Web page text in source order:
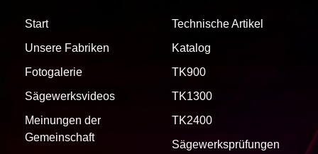
Start
Unsere Fabriken
Fotogalerie
Sägewerksvideos
Meinungen der
Gemeinschaft
Technische Artikel
Katalog
TK900
TK1300
TK2400
Sägewerksprüfungen